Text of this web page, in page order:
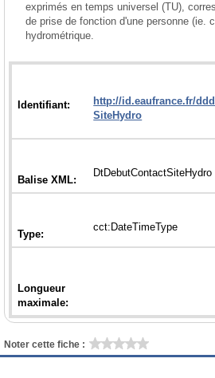
Noter cette fiche :
exprimés en temps universel (TU),
de prise de fonction d'une personne (ie.
hydrométrique.
http://id.eaufrance.fr/
Longueur